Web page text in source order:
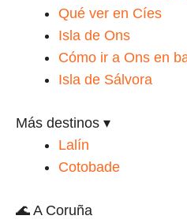
Qué ver en Cíes
Isla de Ons
Cómo ir a Ons en
Isla de Sálvora
Más destinos ▾
Lalín
Cotobade
🌊 A Coruña